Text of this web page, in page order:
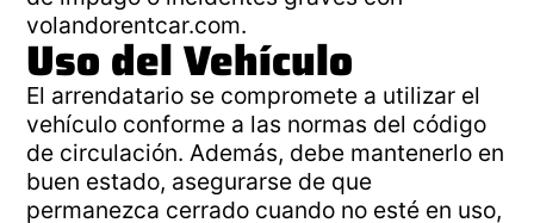
volandorentcar.com.
Uso del Vehículo
El arrendatario se compromete a utilizar el
vehículo conforme a las normas del código
de circulación. Además, debe mantenerlo en
buen estado, asegurarse de que
permanezca cerrado cuando no esté en uso,